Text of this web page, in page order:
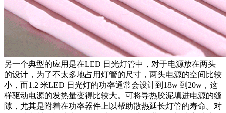
另一个典型的应用是在LED 日光灯管中，对于电源放在两头
的设计，为了不太多地占用灯管的尺寸，两头电源的空间比较
小，而1.2 米LED 日光灯的功率通常会设计到18w 到20w，这
样驱动电源的发热量变得比较大。可将导热胶泥填进电源的缝
隙，尤其是附着在功率器件上以帮助散热延长灯管的寿命。对